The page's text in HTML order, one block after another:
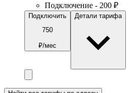
Подключение - 200 ₽
Подключить
750
₽/мес
Детали тарифа